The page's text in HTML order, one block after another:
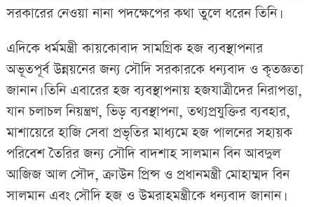
সরকারের নেওয়া নানা পদক্ষেপের কথা তুলে ধরেন তিনি।
এদিকে ধর্মমন্ত্রী কায়কোবাদ সামগ্রিক হজ ব্যবস্থাপনার
অভূতপূর্ব উন্নয়নের জন্য সৌদি সরকারকে ধন্যবাদ ও কৃতজ্ঞতা
জানান। তিনি এবারের হজ ব্যবস্থাপনায় হজযাত্রীদের নিরাপত্তা,
যান চলাচল নিয়ন্ত্রণ, ভিড় ব্যবস্থাপনা, তথ্যপ্রযুক্তির ব্যবহার,
মাশায়েরে হাজি সেবা প্রভৃতির মাধ্যমে হজ পালনের সহায়ক
পরিবেশ তৈরির জন্য সৌদি বাদশাহ সালমান বিন আবদুল
আজিজ আল সৌদ, ক্রাউন প্রিন্স ও প্রধানমন্ত্রী মোহাম্মদ বিন
সালমান এবং সৌদি হজ ও উমরাহমন্ত্রীকে ধন্যবাদ জানান।